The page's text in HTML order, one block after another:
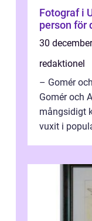
Fotograf i
person för
30
redaktionel
– Gomér
Gomér och
mångsidigt
vuxit i